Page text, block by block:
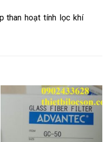
than hoạt tính lọc khí